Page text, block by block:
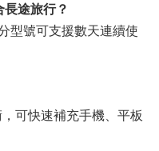
途旅行？
型號可支援數天連續使
可快速補充手機、平板